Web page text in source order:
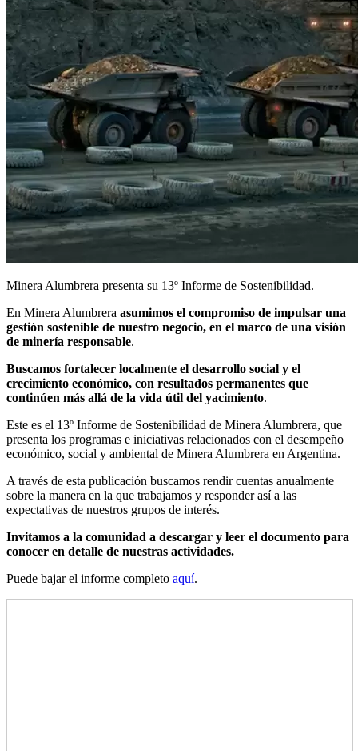
Minera Alumbrera presenta su 13º Informe de Sostenibilidad.
En Minera Alumbrera asumimos el compromiso de impulsar una
gestión sostenible de nuestro negocio, en el marco de una visión
de minería responsable.
Buscamos fortalecer localmente el desarrollo social y el
crecimiento económico, con resultados permanentes que
continúen más allá de la vida útil del yacimiento.
Este es el 13º Informe de Sostenibilidad de Minera Alumbrera, que
presenta los programas e iniciativas relacionados con el desempeño
económico, social y ambiental de Minera Alumbrera en Argentina.
A través de esta publicación buscamos rendir cuentas anualmente
sobre la manera en la que trabajamos y responder así a las
expectativas de nuestros grupos de interés.
Invitamos a la comunidad a descargar y leer el documento para
conocer en detalle de nuestras actividades.
Puede bajar el informe completo aquí.